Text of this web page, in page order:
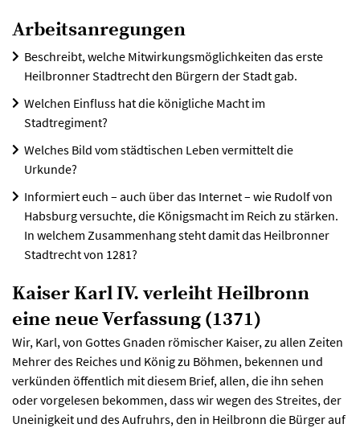
Arbeitsanregungen
Beschreibt, welche Mitwirkungsmöglichkeiten das erste
Heilbronner Stadtrecht den Bürgern der Stadt gab.
Welchen Einfluss hat die königliche Macht im
Stadtregiment?
Welches Bild vom städtischen Leben vermittelt die
Urkunde?
Informiert euch – auch über das Internet – wie Rudolf von
Habsburg versuchte, die Königsmacht im Reich zu stärken.
In welchem Zusammenhang steht damit das Heilbronner
Stadtrecht von 1281?
Kaiser Karl IV. verleiht Heilbronn
eine neue Verfassung (1371)
Wir, Karl, von Gottes Gnaden römischer Kaiser, zu allen Zeiten
Mehrer des Reiches und König zu Böhmen, bekennen und
verkünden öffentlich mit diesem Brief, allen, die ihn sehen
oder vorgelesen bekommen, dass wir wegen des Streites, der
Uneinigkeit und des Aufruhrs, den in Heilbronn die Bürger auf